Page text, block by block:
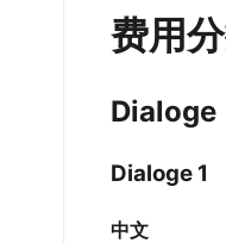
费用
Dialoge
Dialoge 1
中文